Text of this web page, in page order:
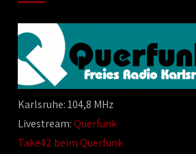
Karlsruhe: 104,8 MHz
Livestream:Querfunk
Take42 beim Querfunk